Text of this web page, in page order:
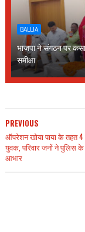
BALLIA
भाजपा ने संगठन पर
समीक्षा
PREVIOUS
ऑपरेशन खोया पाया के तहत 4
युवक, परिवार जनों ने पुलिस के
आभार